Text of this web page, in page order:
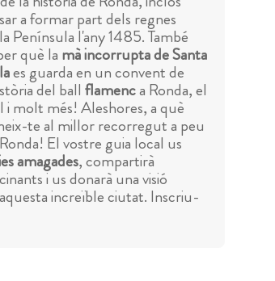
a formar part dels regnes
Península l'any 1485. També
què la mà incorrupta de Santa
es guarda en un convent de
del ballflamenca Ronda, el
i molt més! Aleshores, a què
te al millor recorregut a peu
El vostre guia local us
amagades, compartirà
i us donarà una visió
increïble ciutat. Inscriu-